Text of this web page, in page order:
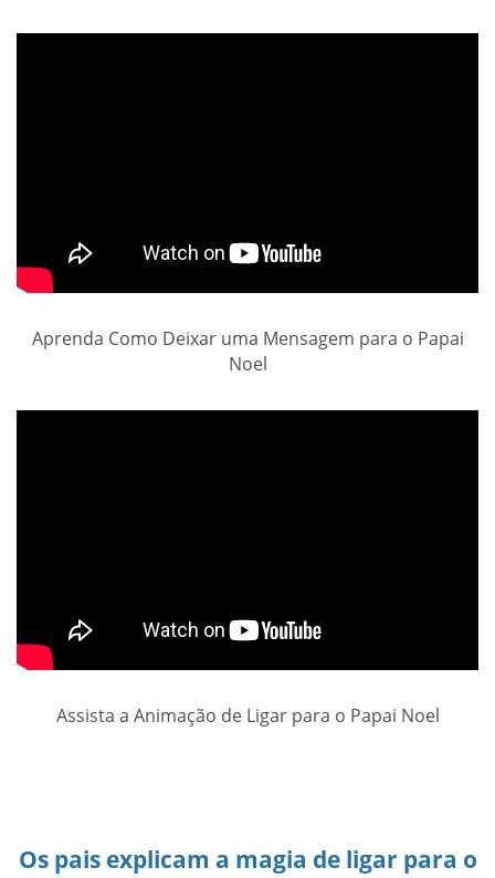
Aprenda Como Deixar uma Mensagem para o Papai
Noel
Assista a Animação de Ligar para o Papai Noel
Os pais explicam a magia de ligar para o